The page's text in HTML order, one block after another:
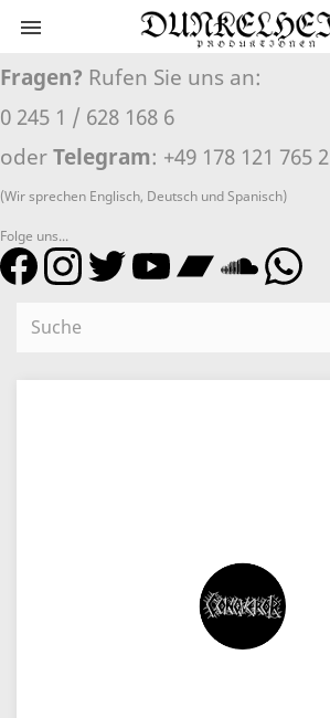

Fragen? Rufen Sie uns an:
0 245 1 / 628 168 6
oder Telegram: +49 178 121 765 2
(Wir sprechen Englisch, Deutsch und Spanisch)
Folge uns...